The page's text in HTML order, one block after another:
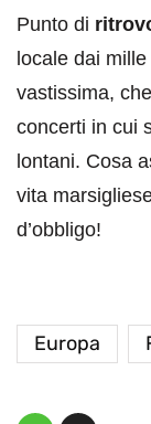
Punto di
locale dai
vastissima,
concerti in cui
lontani. Cosa
vita
d’obbligo!
Europa